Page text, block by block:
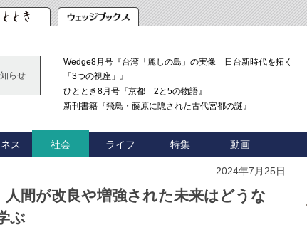
らせ
Wedge8月号『台湾「麗しの島」の実像 日台新時代を拓く
「3つの視座」』
ひととき8月号『京都 2と5の物語』
新刊書籍『飛鳥・藤原に隠された古代宮都の謎』
ス 社会 ライフ 特集 動画
2024年7月25日
間が改良や増強された未来はどうな
ぶ